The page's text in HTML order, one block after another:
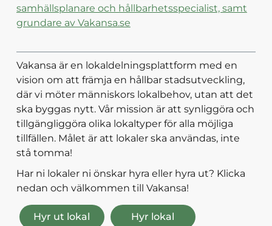
samhällsplanare och hållbarhetsspecialist, samt
grundare av Vakansa.se
Vakansa är en lokaldelningsplattform med en
vision om att främja en hållbar stadsutveckling,
där vi möter människors lokalbehov, utan att det
ska byggas nytt. Vår mission är att synliggöra och
tillgängliggöra olika lokaltyper för alla möjliga
tillfällen. Målet är att lokaler ska användas, inte
stå tomma!
Har ni lokaler ni önskar hyra eller hyra ut? Klicka
nedan och välkommen till Vakansa!
Hyr ut lokal Hyr lokal